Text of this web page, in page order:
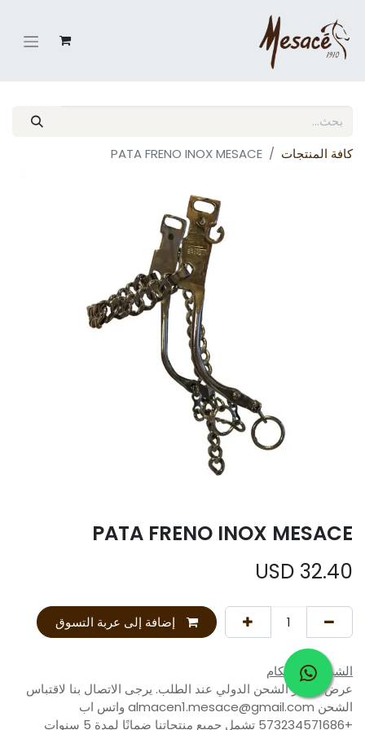
كافة المنتجات PATA FRENO INOX MESACE
PATA FRENO INOX MESACE
USD 32.40
إضافة إلى عربة التسوق
الشروط والأحكام
عرض أسعار الشحن الدولي عند الطلب. يرجى الاتصال بنا لاقتباس
الشحن almacen1.mesace@gmail.com واتس اب
+573234571686 تشمل جميع منتجاتنا ضمانًا لمدة 5 سنوات